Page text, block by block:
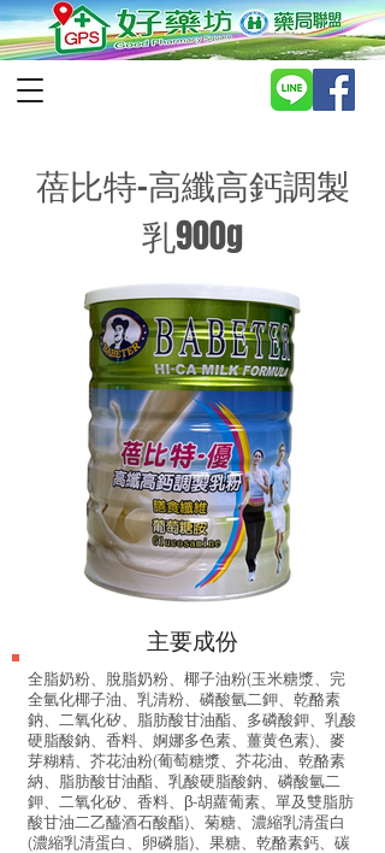
蓓比特-高纖高鈣調製
乳900g
全脂奶粉、脫脂奶粉、椰子油粉(玉米糖漿、完
全氫化椰子油、乳清粉、磷酸氫二鉀、乾酪素
鈉、二氧化矽、脂肪酸甘油酯、多磷酸鉀、乳酸
硬脂酸鈉、香料、婀娜多色素、薑黄色素)、麥
芽糊精、芥花油粉(葡萄糖漿、芥花油、乾酪素
納、脂肪酸甘油酯、乳酸硬脂酸鈉、磷酸氫二
鉀、二氧化矽、香料、β-胡蘿葡素、單及雙脂肪
酸甘油二乙醯酒石酸酯)、菊糖、濃縮乳清蛋白
(濃縮乳清蛋白、卵磷脂)、果糖、乾酪素鈣、碳
​主要成份